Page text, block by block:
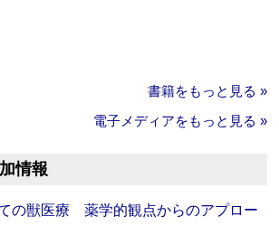
書籍をもっと見る »
電子メディアをもっと見る »
情報
ての獣医療 薬学的観点からのアプロー